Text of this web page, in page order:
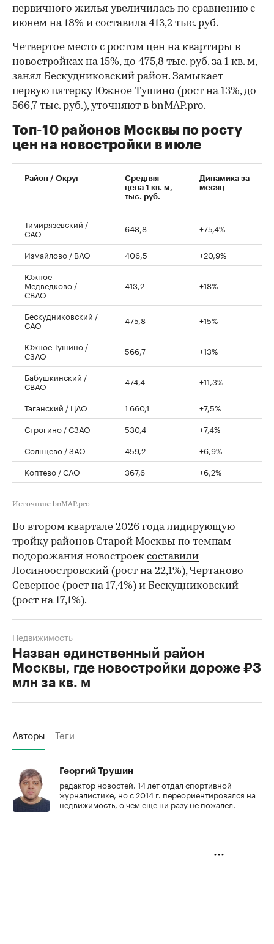
первичного жилья увеличилась по сравнению с
июнем на 18% и составила 413,2 тыс. руб.
00:00 / 00:00
Четвертое место с ростом цен на квартиры в
новостройках на 15%, до 475,8 тыс. руб. за 1 кв. м,
занял Бескудниковский район. Замыкает
первую пятерку Южное Тушино (рост на 13%, до
566,7 тыс. руб.), уточняют в bnMAP.pro.
Топ-10 районов Москвы по росту
цен на новостройки в июле
Район / Округ
Средняя
цена 1 кв. м,
тыс. руб.
Динамика за
месяц
Тимирязевский /
САО 648,8 +75,4%
Измайлово / ВАО 406,5
+20,9%
Южное
Медведково /
СВАО
413,2 +18%
Бескудниковский /
САО 475,8 +15%
Южное Тушино /
СЗАО 566,7 +13%
Бабушкинский /
СВАО 474,4 +11,3%
Таганский / ЦАО 1 660,1
+7,5%
Строгино / СЗАО
530,4
+7,4%
Солнцево / ЗАО
459,2
+6,9%
Коптево / САО
367,6 +6,2%
Источник: bnMAP.pro
Во втором квартале 2026 года лидирующую
тройку районов Старой Москвы по темпам
подорожания новостроек составили
Лосиноостровский (рост на 22,1%), Чертаново
Северное (рост на 17,4%) и Бескудниковский
(рост на 17,1%).
Назван единственный район
Москвы, где новостройки дороже ₽3
млн за кв. м
Недвижимость
Авторы Теги
Георгий Трушин
редактор новостей. 14 лет отдал спортивной
журналистике, но с 2014 г. переориентировался на
недвижимость, о чем еще ни разу не пожалел.